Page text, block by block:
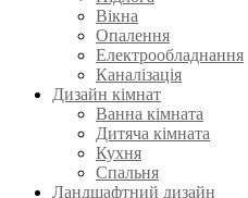
Вікна
Опалення
Електрообладнання
Каналізація
Дизайн кімнат
Ванна кімната
Дитяча кімната
Кухня
Спальня
Ландшафтний дизайн